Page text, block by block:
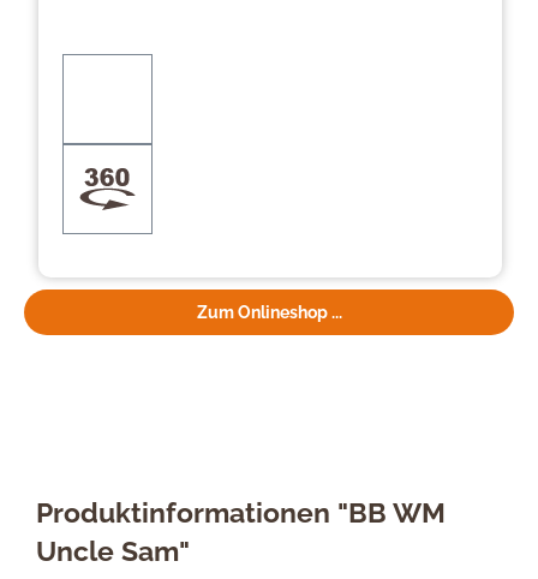
Zum Onlineshop ...
Produktinformationen "BB WM
Uncle Sam"